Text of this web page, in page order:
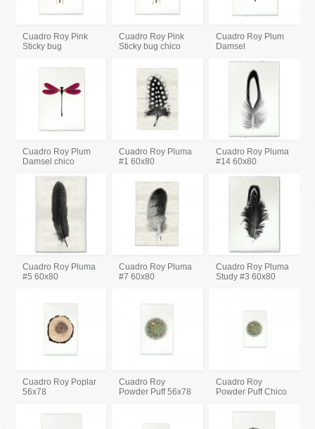
Cuadro Roy Pink
Sticky bug
Cuadro Roy Pink
Sticky bug chico
Cuadro Roy Plum
Damsel
Cuadro Roy Plum
Damsel chico
Cuadro Roy Pluma
#1 60x80
Cuadro Roy Pluma
#14 60x80
Cuadro Roy Pluma
#5 60x80
Cuadro Roy Pluma
#7 60x80
Cuadro Roy Pluma
Study #3 60x80
Cuadro Roy Poplar
56x78
Cuadro Roy
Powder Puff 56x78
Cuadro Roy
Powder Puff Chico